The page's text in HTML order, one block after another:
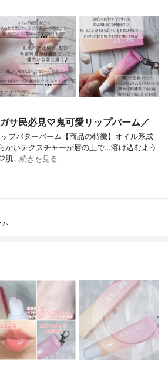
サ民必見♡鬼可愛リップバーム／
ップバターバーム【商品の特徴】オイル系成
かいテクスチャーが唇の上で…溶け込むよう
♡肌…続きを見る
ム